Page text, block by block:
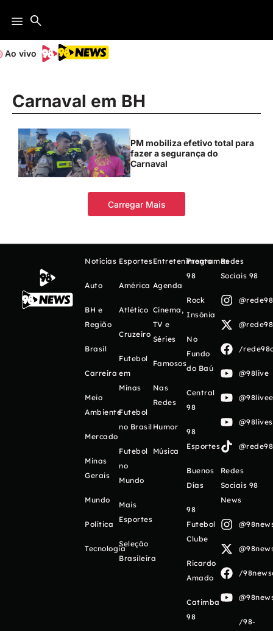
Ao vivo
Carnaval em BH
PM mobiliza efetivo total para
fazer a segurança do
Carnaval
Carregar Mais
Notícias
Auto
BH e
Região
Brasil
Carreira
Meio
Ambiente
Mercado
Minas
Gerais
Mundo
Política
Tecnologia
Esportes
América
Atlético
Cruzeiro
Futebol
em
Minas
Futebol
no Brasil
Futebol
no
Mundo
Mais
Esportes
Seleção
Brasileira
Entretenimento
Agenda
Cinema,
TV e
Séries
Famosos
Nas
Redes
Humor
Música
Programas
98
Rock
Insônia
No
Fundo
do Baú
Central
98
98
Esportes
Buenos
Días
98
Futebol
Clube
Ricardo
Amado
Catimba
98
Redes
Sociais 98
/
@98live
Redes
Sociais 98
News
/
/98-